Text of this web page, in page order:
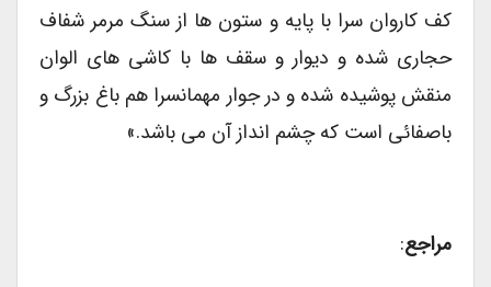
کف کاروان سرا با پایه و ستون ها از سنگ مرمر شفاف
حجاری شده و دیوار و سقف ها با کاشی های الوان
منقش پوشیده شده و در جوار مهمانسرا هم باغ بزرگ و
باصفائی است که چشم انداز آن می باشد.»
مراجع: